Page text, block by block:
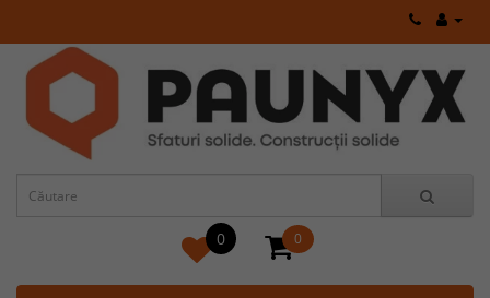
0 0